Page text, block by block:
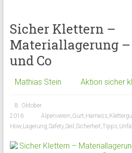
Sicher Klettern –
Materiallagerung –
und Co
Mathias Stein Aktion sicher
8. Oktober
2016
Alpenverein,Gurt, Harness,
How, Lagerung,Safety,Seil ,Sicherheit,Tipps,Unfall